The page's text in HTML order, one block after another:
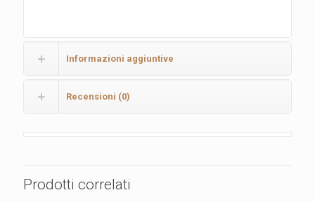
Informazioni aggiuntive
Recensioni (0)
Prodotti correlati